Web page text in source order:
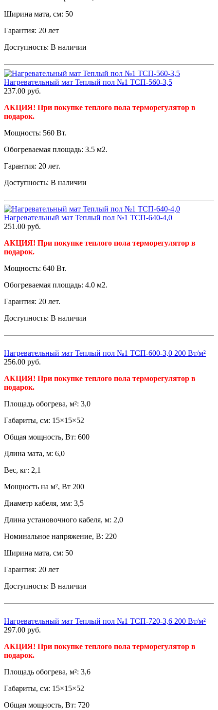
Ширина мата, см: 50
Гарантия: 20 лет
Доступность: В наличии
Нагревательный мат Теплый пол №1 ТСП-560-3,5
237.00 руб.
АКЦИЯ! При покупке теплого пола терморегулятор в
подарок.
Мощность: 560 Вт.
Обогреваемая площадь: 3.5 м2.
Гарантия: 20 лет.
Доступность: В наличии
Нагревательный мат Теплый пол №1 ТСП-640-4,0
251.00 руб.
АКЦИЯ! При покупке теплого пола терморегулятор в
подарок.
Мощность: 640 Вт.
Обогреваемая площадь: 4.0 м2.
Гарантия: 20 лет.
Доступность: В наличии
Нагревательный мат Теплый пол №1 ТСП-600-3,0 200 Вт/м²
256.00 руб.
АКЦИЯ! При покупке теплого пола терморегулятор в
подарок.
Площадь обогрева, м²: 3,0
Габариты, см: 15×15×52
Общая мощность, Вт: 600
Длина мата, м: 6,0
Вес, кг: 2,1
Мощность на м², Вт 200
Диаметр кабеля, мм: 3,5
Длина установочного кабеля, м: 2,0
Номинальное напряжение, В: 220
Ширина мата, см: 50
Гарантия: 20 лет
Доступность: В наличии
Нагревательный мат Теплый пол №1 ТСП-720-3,6 200 Вт/м²
297.00 руб.
АКЦИЯ! При покупке теплого пола терморегулятор в
подарок.
Площадь обогрева, м²: 3,6
Габариты, см: 15×15×52
Общая мощность, Вт: 720